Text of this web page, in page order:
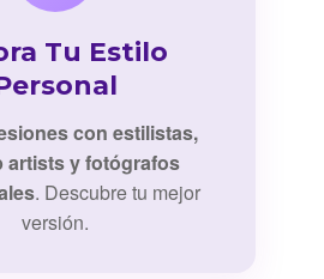
Tu Estilo
con estilistas,
artists y fotógrafos
. Descubre tu mejor
versión.